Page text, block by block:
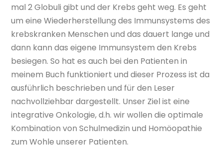
mal 2 Globuli gibt und der Krebs geht weg. Es geht
um eine Wiederherstellung des Immunsystems des
krebskranken Menschen und das dauert lange und
dann kann das eigene Immunsystem den Krebs
besiegen. So hat es auch bei den Patienten in
meinem Buch funktioniert und dieser Prozess ist da
ausführlich beschrieben und für den Leser
nachvollziehbar dargestellt. Unser Ziel ist eine
integrative Onkologie, d.h. wir wollen die optimale
Kombination von Schulmedizin und Homöopathie
zum Wohle unserer Patienten.